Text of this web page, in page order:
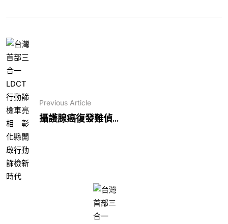
Previous Article
攝護腺癌復發難偵...